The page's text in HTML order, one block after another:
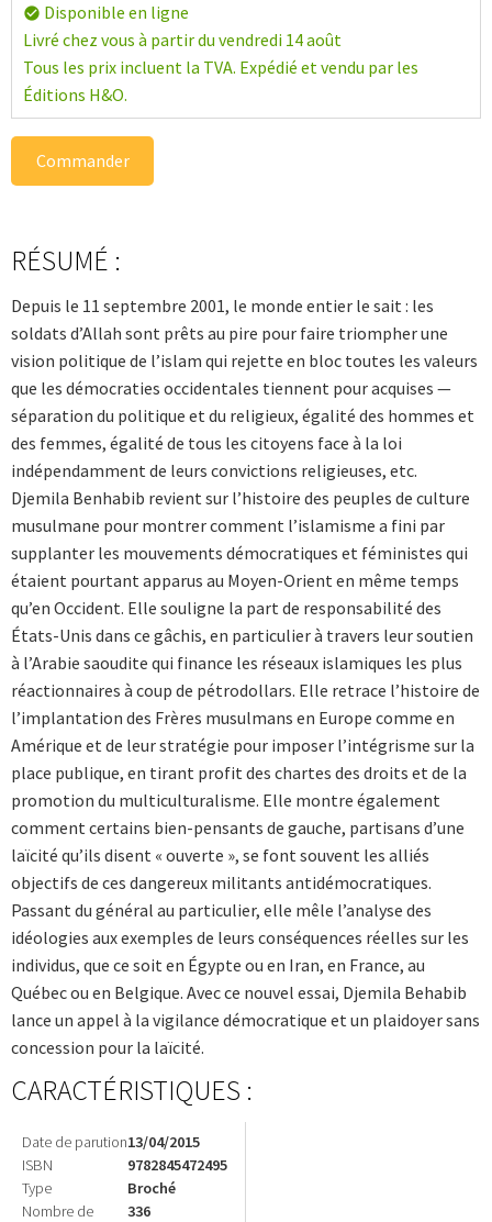
check_circle Disponible en ligne
Livré chez vous à partir du vendredi 14 août
Tous les prix incluent la TVA. Expédié et vendu par les
Éditions H&O.
Commander
RÉSUMÉ :
Depuis le 11 septembre 2001, le monde entier le sait : les
soldats d’Allah sont prêts au pire pour faire triompher une
vision politique de l’islam qui rejette en bloc toutes les valeurs
que les démocraties occidentales tiennent pour acquises —
séparation du politique et du religieux, égalité des hommes et
des femmes, égalité de tous les citoyens face à la loi
indépendamment de leurs convictions religieuses, etc.
Djemila Benhabib revient sur l’histoire des peuples de culture
musulmane pour montrer comment l’islamisme a fini par
supplanter les mouvements démocratiques et féministes qui
étaient pourtant apparus au Moyen-Orient en même temps
qu’en Occident. Elle souligne la part de responsabilité des
États-Unis dans ce gâchis, en particulier à travers leur soutien
à l’Arabie saoudite qui finance les réseaux islamiques les plus
réactionnaires à coup de pétrodollars. Elle retrace l’histoire de
l’implantation des Frères musulmans en Europe comme en
Amérique et de leur stratégie pour imposer l’intégrisme sur la
place publique, en tirant profit des chartes des droits et de la
promotion du multiculturalisme. Elle montre également
comment certains bien-pensants de gauche, partisans d’une
laïcité qu’ils disent « ouverte », se font souvent les alliés
objectifs de ces dangereux militants antidémocratiques.
Passant du général au particulier, elle mêle l’analyse des
idéologies aux exemples de leurs conséquences réelles sur les
individus, que ce soit en Égypte ou en Iran, en France, au
Québec ou en Belgique. Avec ce nouvel essai, Djemila Behabib
lance un appel à la vigilance démocratique et un plaidoyer sans
concession pour la laïcité.
CARACTÉRISTIQUES :
Date de parution
ISBN
Type
Nombre de
13/04/2015
9782845472495
Broché
336